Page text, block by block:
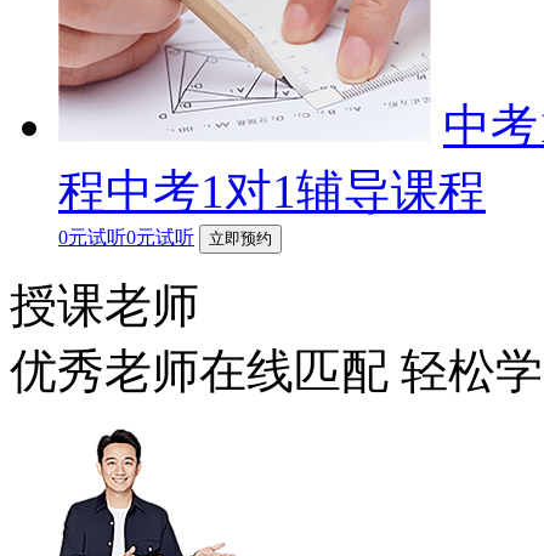
中
程中考1对1辅导课程
0元试听0元试听 立即预约
授课老师
优秀老师在线匹配 轻松